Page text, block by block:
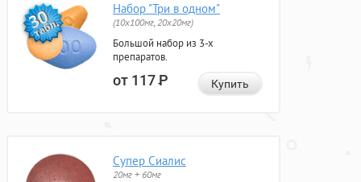
Набор "Три в одном"
(10x100мг, 20x20мг)
Большой набор из 3-х
препаратов.
от 117Р Купить
Супер Сиалис
20мг + 60мг